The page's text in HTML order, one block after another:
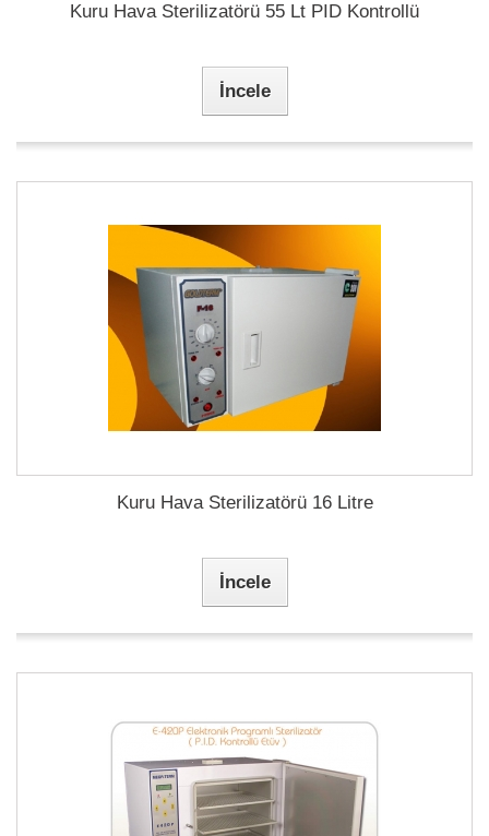
Kuru Hava Sterilizatörü 55 Lt PID Kontrollü
İncele
Kuru Hava Sterilizatörü 16 Litre
İncele